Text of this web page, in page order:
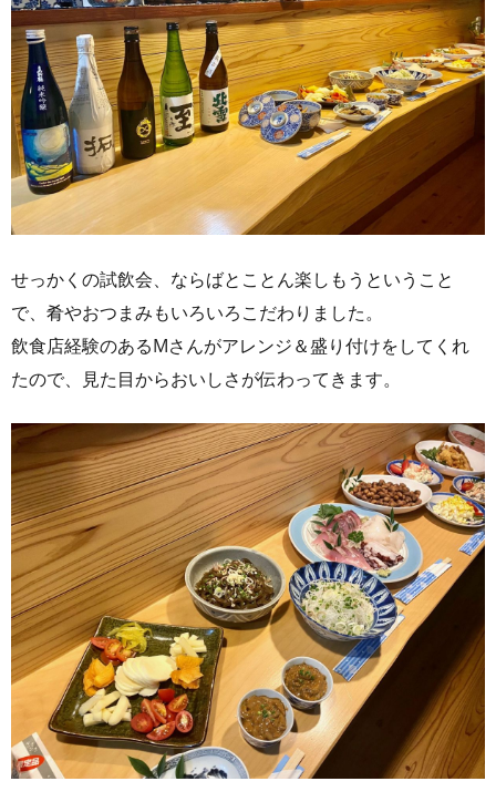
せっかくの試飲会、ならばとことん楽しもうということ
で、肴やおつまみもいろいろこだわりました。
飲食店経験のあるMさんがアレンジ＆盛り付けをしてくれ
たので、見た目からおいしさが伝わってきます。